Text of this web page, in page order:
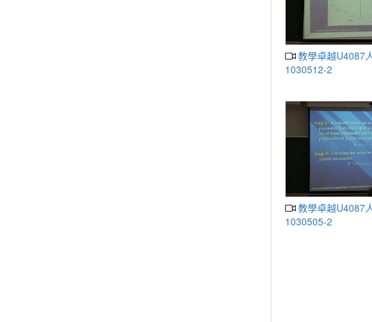
教學卓越U4087人工智慧導論
1030512-2
教學卓越U4087人工智慧導論
1030505-2